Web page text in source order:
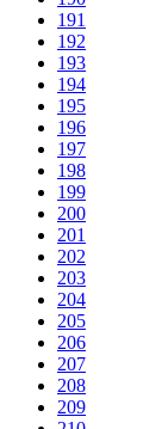
191
192
193
194
195
196
197
198
199
200
201
202
203
204
205
206
207
208
209